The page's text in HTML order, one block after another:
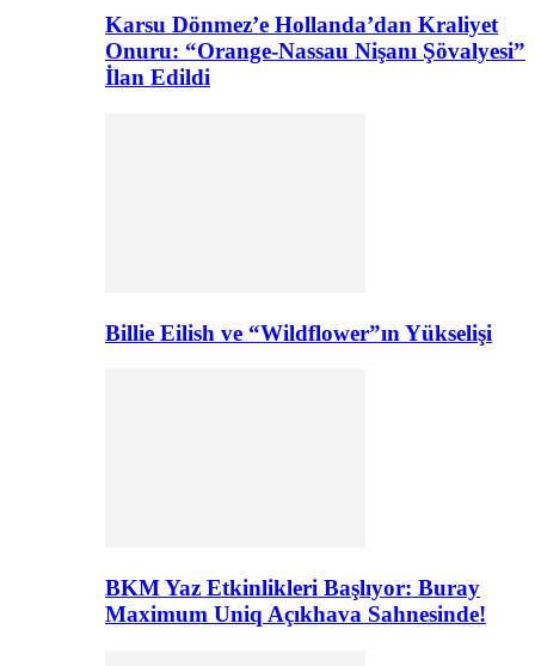
Karsu Dönmez’e Hollanda’dan Kraliyet
Onuru: “Orange-Nassau Nişanı Şövalyesi”
İlan Edildi
Billie Eilish ve “Wildflower”ın Yükselişi
BKM Yaz Etkinlikleri Başlıyor: Buray
Maximum Uniq Açıkhava Sahnesinde!